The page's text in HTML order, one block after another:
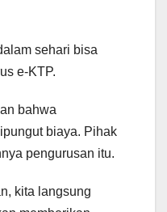
sehari bisa
e-KTP.
bahwa
biaya. Pihak
pengurusan itu.
kita langsung